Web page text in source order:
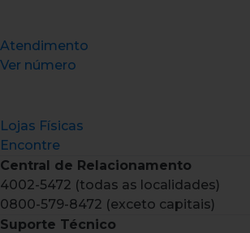
Atendimento
Ver número
Lojas Físicas
Encontre
Central de Relacionamento
4002-5472 (todas as localidades)
0800-579-8472 (exceto capitais)
Suporte Técnico